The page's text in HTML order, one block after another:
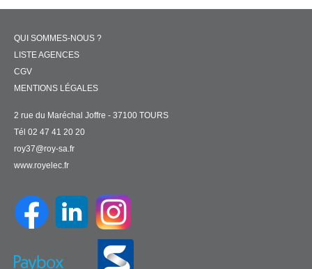
QUI SOMMES-NOUS ?
LISTE AGENCES
CGV
MENTIONS LÉGALES
2 rue du Maréchal Joffre - 37100 TOURS
Tél 02 47 41 20 20
roy37@roy-sa.fr
www.royelec.fr